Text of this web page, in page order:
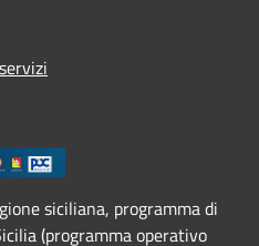
siciliana, programma di
(programma operativo